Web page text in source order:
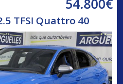
54.800€
TFSI Quattro 40